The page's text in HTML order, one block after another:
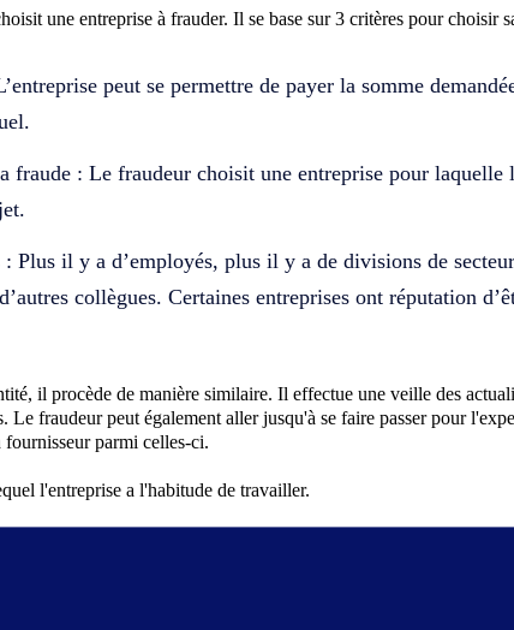
une entreprise à frauder. Il se base sur3 critères pour choisir
entreprise peut se permettre de payer la somme
fraude : Le fraudeur choisitune entreprise pour laquelle
: Plus il y a d’employés, plus ily a de divisions de
collègues. Certaines entreprises ont réputation
il procède de manière similaire. Il effectue une veille des
Le fraudeur peut également aller jusqu'à se faire passer pour
fournisseur parmi celles-ci.
l'entreprise a l'habitude de travailler.